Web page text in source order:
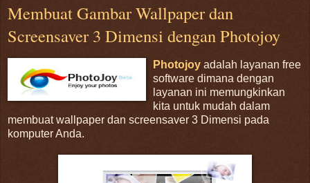
Membuat Gambar Wallpaper dan
Screensaver 3 Dimensi dengan Photojoy
Photojoy adalah layanan free
software dimana dengan
layanan ini memungkinkan
kita untuk mudah dalam
membuat wallpaper dan screensaver 3 Dimensi pada
komputer Anda.